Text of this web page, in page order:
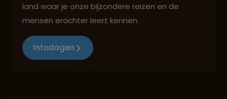
land waar je onze bijzondere reizen en de
mensen erachter leert kennen.
Infodagen